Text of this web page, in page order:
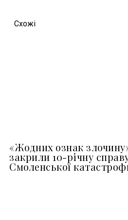
Схожi
«Жодних ознак
закрили 10-річну
Смоленської